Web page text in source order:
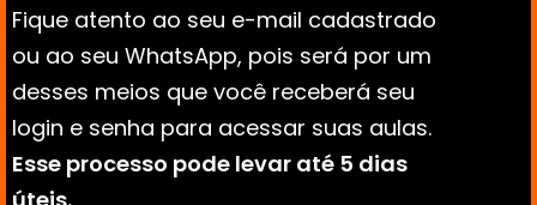
Fique atento ao seu e-mail cadastrado
ou ao seu WhatsApp, pois será por um
desses meios que você receberá seu
Esse processo pode levar até 5 dias